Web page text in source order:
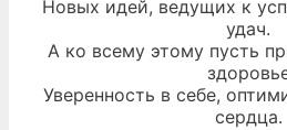
Новых идей, ведущих к
удач.
А ко всему этому пусть
Уверенность в себе,
сердца.